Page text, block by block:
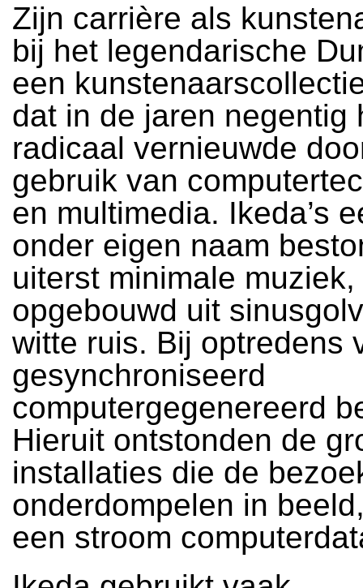
Zijn carrière als
bij het legendarische
een
dat in de jaren negentig
radicaal vernieuwde
gebruik van
en multimedia. Ikeda’s
onder eigen naam
uiterst minimale muziek,
opgebouwd uit
witte ruis. Bij optredens
gesynchroniseerd
computergegenereerd
Hieruit ontstonden de
installaties die de
onderdompelen in
een stroom